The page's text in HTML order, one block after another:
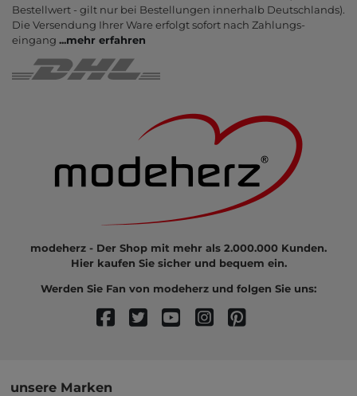
Bestell­wert - gilt nur bei Bestel­lungen inner­halb Deutsch­lands).
Die Ver­sendung Ihrer Ware er­folgt sofort nach Zahlungs­
eingang ...mehr erfahren
modeherz - Der Shop mit mehr als 2.000.000 Kunden.
Hier kaufen Sie sicher und bequem ein.
Werden Sie Fan von modeherz und folgen Sie uns:
unsere Marken